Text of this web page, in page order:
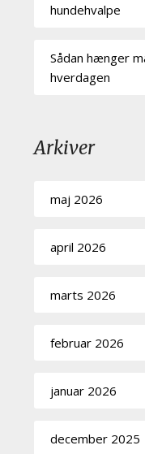
hundehvalpe
Sådan hænger
hverdagen
Arkiver
maj 2026
april 2026
marts 2026
februar 2026
januar 2026
december 2025